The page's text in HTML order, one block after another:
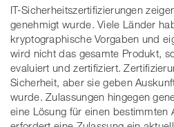
IT-Sicherheitszertifizierungen
genehmigt wurde. Viele Länder
kryptographische Vorgaben und
wird nicht das gesamte Produkt,
evaluiert und zertifiziert.
Sicherheit, aber sie geben
wurde. Zulassungen hingegen
eine Lösung für einen bestimmten